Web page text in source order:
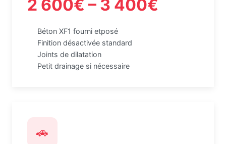
2 600€ – 3 400€
Béton XF1 fourni etposé
Finition désactivée standard
Joints de dilatation
Petit drainage si nécessaire
🚗